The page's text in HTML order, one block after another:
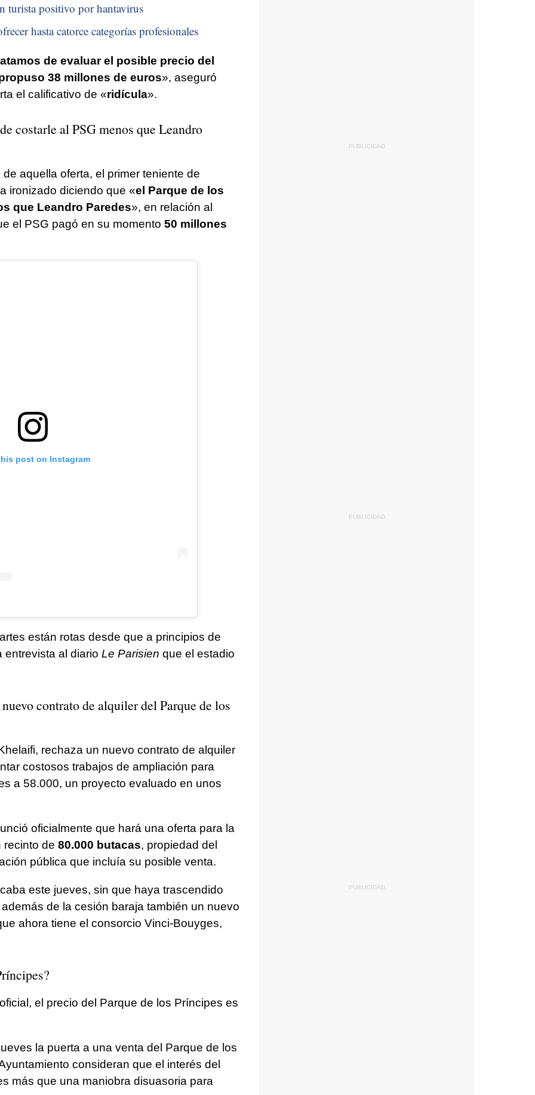
turista positivo por hantavirus
hasta catorce categorías profesionales
de evaluar el posible precio del
38 millones de euros», aseguró
el calificativo de «ridícula».
costarle al PSG menos que Leandro
aquella oferta, el primer teniente de
ironizado diciendo que «el Parque de los
que Leandro Paredes», en relación al
el PSG pagó en su momento 50 millones
post on Instagram
están rotas desde que a principios de
al diario Le Parisien que el estadio
contrato de alquiler del Parque de los
rechaza un nuevo contrato de alquiler
costosos trabajos de ampliación para
a 58.000, un proyecto evaluado en unos
oficialmente que hará una oferta para la
recinto de 80.000 butacas, propiedad del
pública que incluía su posible venta.
este jueves, sin que haya trascendido
de la cesión baraja también un nuevo
ahora tiene el consorcio Vinci-Bouyges,
el precio del Parque de los Príncipes es
la puerta a una venta del Parque de los
consideran que el interés del
más que una maniobra disuasoria para